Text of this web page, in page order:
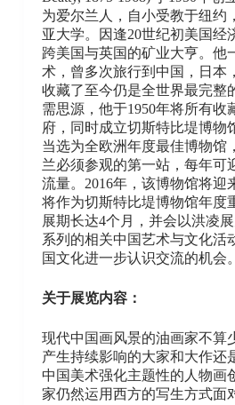
为爱尔兰人，自小受教于纽约
亚大学。因逢20世纪初美国经
跨美国与英国的矿业大亨。他
术，曾多次旅行到中国，日本
收藏了至今仍是全世界最完整
需思源，他于1950年将所有收
府，同时成立切斯特比堤博物
当选为全欧洲年度最佳博物馆
兰必须参观的第一站，每年可
流量。2016年，该博物馆将迎
将作为切斯特比堤博物馆年度
展期长达4个月，并会以洪凌
系列的相关中国艺术与文化活
国文化进一步认识交流的机会。
关于展览内容：
现代中国画风景的油画家不算
产生持续影响的大家和大作还
中国美术强化主题性的人物画
家仍然运用西方的写生方式面